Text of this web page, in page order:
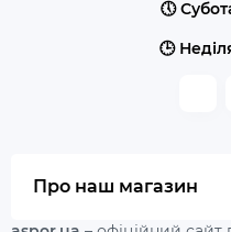
🕔
🕒
Про наш магазин